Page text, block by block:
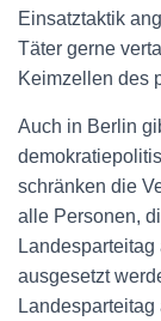
Einsatztaktik
Täter gerne
Keimzellen des
Auch in Berlin
schränken die
alle Personen,
ausgesetzt